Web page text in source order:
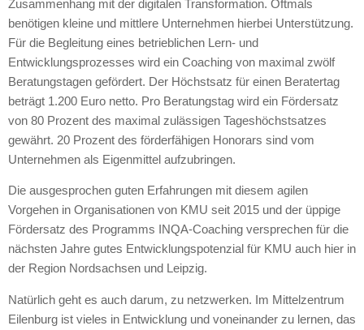
Zusammenhang mit der digitalen Transformation. Oftmals
benötigen kleine und mittlere Unternehmen hierbei Unterstützung.
Für die Begleitung eines betrieblichen Lern- und
Entwicklungsprozesses wird ein Coaching von maximal zwölf
Beratungstagen gefördert. Der Höchstsatz für einen Beratertag
beträgt 1.200 Euro netto. Pro Beratungstag wird ein Fördersatz
von 80 Prozent des maximal zulässigen Tageshöchstsatzes
gewährt. 20 Prozent des förderfähigen Honorars sind vom
Unternehmen als Eigenmittel aufzubringen.
Die ausgesprochen guten Erfahrungen mit diesem agilen
Vorgehen in Organisationen von KMU seit 2015 und der üppige
Fördersatz des Programms INQA-Coaching versprechen für die
nächsten Jahre gutes Entwicklungspotenzial für KMU auch hier in
der Region Nordsachsen und Leipzig.
Natürlich geht es auch darum, zu netzwerken. Im Mittelzentrum
Eilenburg ist vieles in Entwicklung und voneinander zu lernen, das